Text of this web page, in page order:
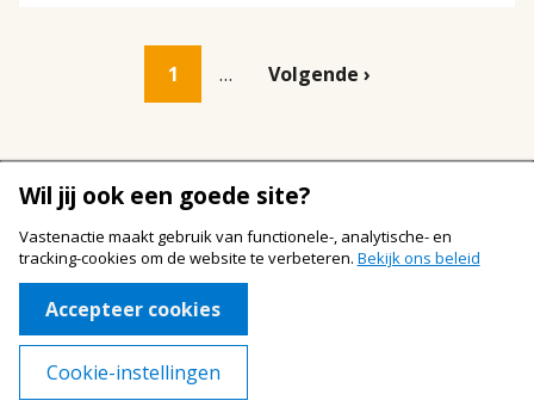
IN
KAMEROEN
Pagina
1 Volgende
Volgende ›
Footer
navigation
Jaarverslagen
Over Vastenactie
Werken bij Vastenactie
Klachten
Wil jij ook een goede site?
Vastenactie maakt gebruik van functionele-, analytische- en
tracking-cookies om de website te verbeteren. Bekijk ons beleid
Accepteer cookies
Cookie-instellingen